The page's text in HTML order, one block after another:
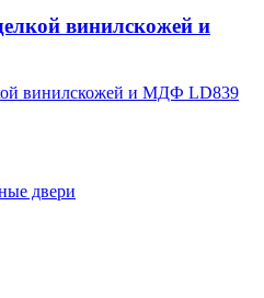
"Шелк"
винилскожей и
двери